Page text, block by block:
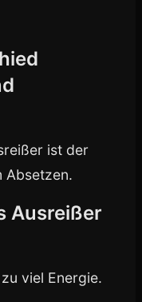
ist der
Absetzen.
Ausreißer
viel Energie.